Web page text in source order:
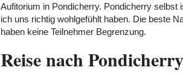
Aufitorium in Pondicherry. Pondicherry selbst
ich uns richtig wohlgefühlt haben. Die beste
haben keine Teilnehmer Begrenzung.
Reise nach